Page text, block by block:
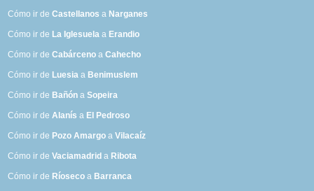
Cómo ir deCastellanos a Narganes
Cómo ir de La Iglesuela a Erandio
Cómo ir deCabárceno aCahecho
Cómo ir de Luesia a Benimuslem
Cómo ir de Bañón aSopeira
Cómo ir deAlanís a El Pedroso
Cómo ir de Pozo Amargo aVilacaíz
Cómo ir deVaciamadrid a Ribota
Cómo ir de Ríoseco a Barranca